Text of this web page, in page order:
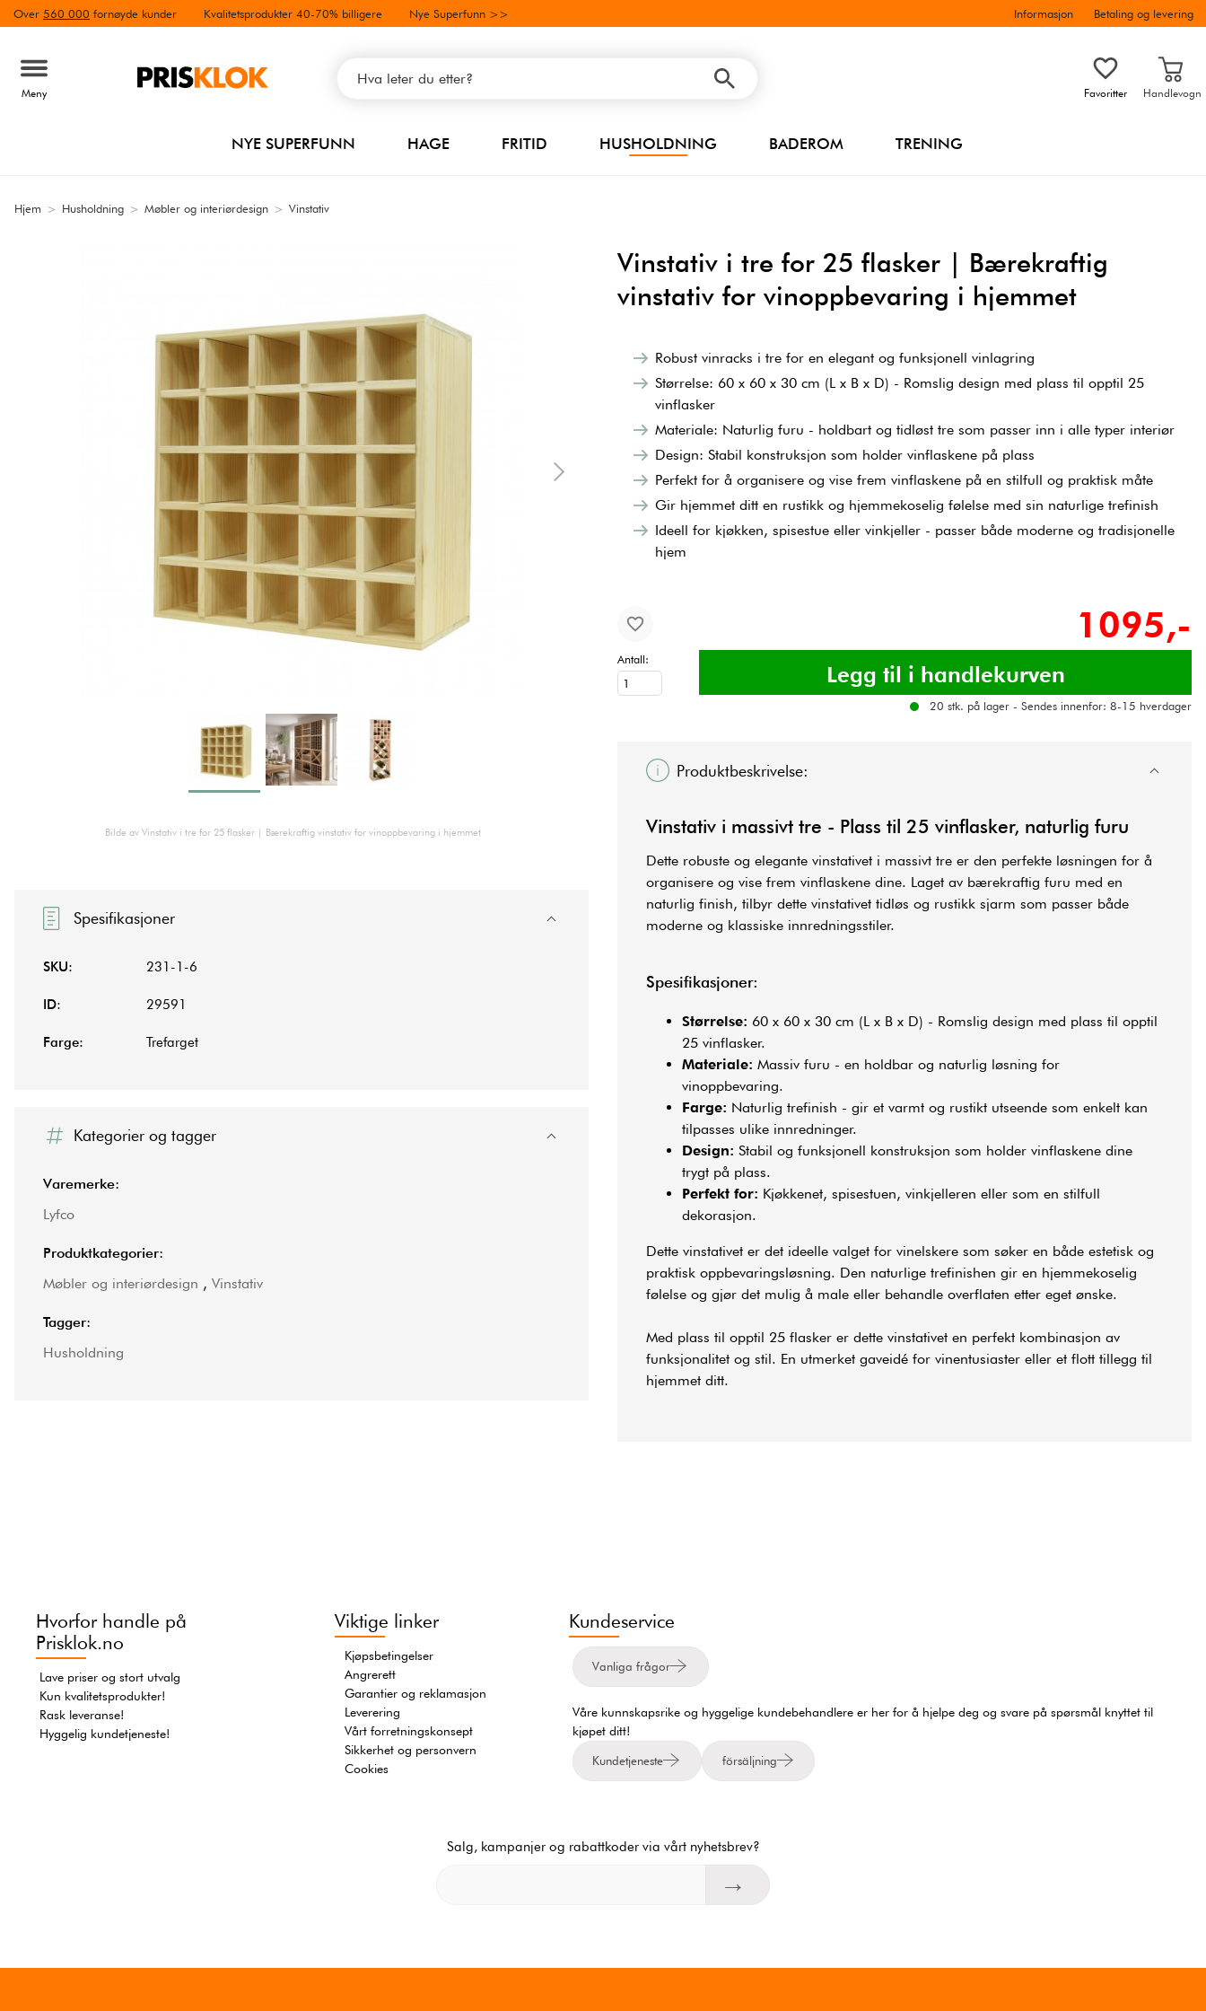
Over 560 000 fornøyde kunder Kvalitetsprodukter 40-70% billigere Nye Superfunn >> Informasjon Betaling og levering
Meny Favoritter Handlevogn
NYE SUPERFUNN HAGE FRITID HUSHOLDNING BADEROM TRENING
Hjem > Husholdning > Møbler og interiørdesign > Vinstativ
Vinstativ i tre for 25 flasker | Bærekraftig
vinstativ for vinoppbevaring i hjemmet
Bilde av Vinstativ i tre for 25 flasker | Bærekraftig vinstativ for vinoppbevaring i hjemmet
Robust vinracks i tre for en elegant og funksjonell vinlagring
Størrelse: 60 x 60 x 30 cm (L x B x D) - Romslig design med plass til opptil 25
vinflasker
Materiale: Naturlig furu - holdbart og tidløst tre som passer inn i alle typer interiør
Design: Stabil konstruksjon som holder vinflaskene på plass
Perfekt for å organisere og vise frem vinflaskene på en stilfull og praktisk måte
Gir hjemmet ditt en rustikk og hjemmekoselig følelse med sin naturlige trefinish
Ideell for kjøkken, spisestue eller vinkjeller - passer både moderne og tradisjonelle
hjem
1095,-
Antall:
20 stk. på lager - Sendes innenfor: 8-15 hverdager
Produktbeskrivelse:
Vinstativ i massivt tre - Plass til 25 vinflasker, naturlig furu
Dette robuste og elegante vinstativet i massivt tre er den perfekte løsningen for å
organisere og vise frem vinflaskene dine. Laget av bærekraftig furu med en
naturlig finish, tilbyr dette vinstativet tidløs og rustikk sjarm som passer både
moderne og klassiske innredningsstiler.
Spesifikasjoner:
Størrelse: 60 x 60 x 30 cm (L x B x D) - Romslig design med plass til opptil
25 vinflasker.
Materiale: Massiv furu - en holdbar og naturlig løsning for
vinoppbevaring.
Farge: Naturlig trefinish - gir et varmt og rustikt utseende som enkelt kan
tilpasses ulike innredninger.
Design: Stabil og funksjonell konstruksjon som holder vinflaskene dine
trygt på plass.
Perfekt for: Kjøkkenet, spisestuen, vinkjelleren eller som en stilfull
dekorasjon.
Dette vinstativet er det ideelle valget for vinelskere som søker en både estetisk og
praktisk oppbevaringsløsning. Den naturlige trefinishen gir en hjemmekoselig
følelse og gjør det mulig å male eller behandle overflaten etter eget ønske.
Med plass til opptil 25 flasker er dette vinstativet en perfekt kombinasjon av
funksjonalitet og stil. En utmerket gaveidé for vinentusiaster eller et flott tillegg til
hjemmet ditt.
Spesifikasjoner
SKU: 231-1-6
ID: 29591
Farge: Trefarget
Kategorier og tagger
Varemerke:
Lyfco
Produktkategorier:
Møbler og interiørdesign , Vinstativ
Tagger:
Husholdning
Vinboks i tre | Vinstand for 24
Vinhylle i tre | Dobbel diagonal
Svart vinreol i metall | 40x30x148
oppbevaring for vinflasker